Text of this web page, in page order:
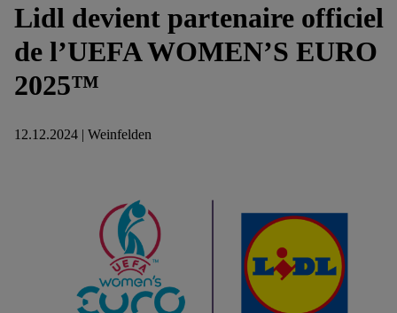
Lidl devient partenaire officiel
de l’UEFA WOMEN’S EURO
2025™
12.12.2024 | Weinfelden